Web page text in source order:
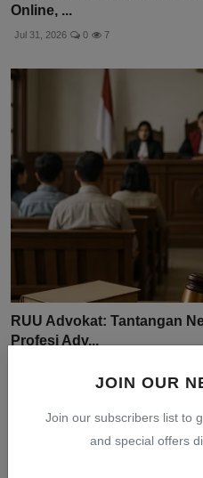
JOIN OUR
Join our subscribers list to
and special offers
Online, ...
Jul 31, 2026 0 7
RUU Advokat: Tantangan
Profesi Adv...